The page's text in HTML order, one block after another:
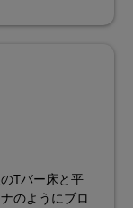
Tバー床と平
のようにブロ